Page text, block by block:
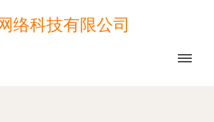
络科技有限公司